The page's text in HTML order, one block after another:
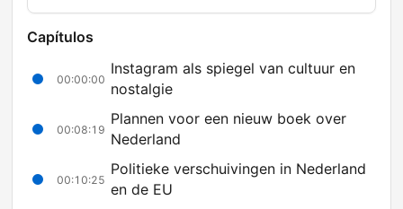
Capítulos
00:00:00
Instagram als spiegel van cultuur en
nostalgie
00:08:19
Plannen voor een nieuw boek over
Nederland
00:10:25
Politieke verschuivingen in Nederland
en de EU